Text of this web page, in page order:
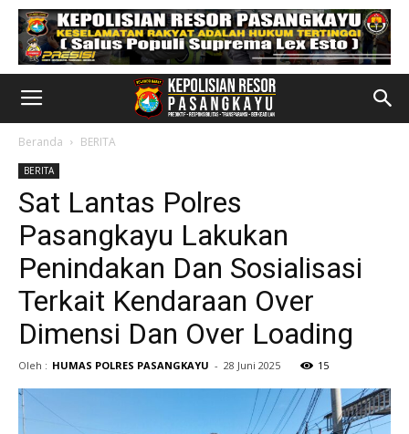
Beranda BERITA
BERITA
Sat Lantas Polres
Pasangkayu Lakukan
Penindakan Dan Sosialisasi
Terkait Kendaraan Over
Dimensi Dan Over Loading
Oleh : HUMAS POLRES PASANGKAYU - 28 Juni 2025 15